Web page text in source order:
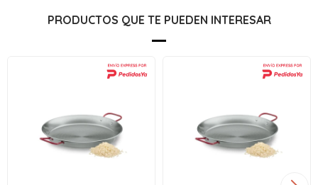
PRODUCTOS QUE TE PUEDEN INTERESAR